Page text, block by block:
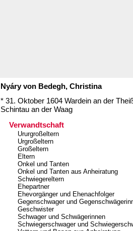
Nyáry von Bedegh, Christina
* 31. Oktober 1604 Wardein an der
Schintau an der Waag
Verwandtschaft
Ururgroßeltern
Urgroßeltern
Großeltern
Eltern
Onkel und Tanten
Onkel und Tanten aus Anheiratung
Schwiegereltern
Ehepartner
Ehevorgänger und Ehenachfolger
Gegenschwager und
Geschwister
Schwager und Schwägerinnen
Schwiegerschwager und